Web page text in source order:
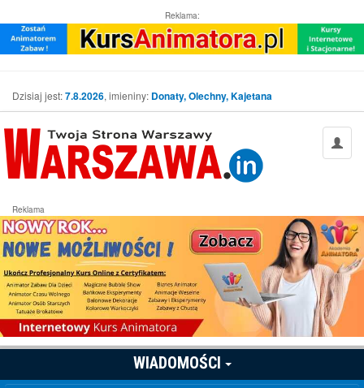
Reklama:
Dzisiaj jest:7.8.2026, imieniny: Donaty, Olechny, Kajetana
Reklama
WIADOMOŚCI